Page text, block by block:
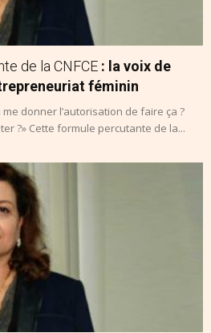
de la CNFCE : la voix de
féminin
donner l’autorisation de faire ça ?
?» Cette formule percutante de la...